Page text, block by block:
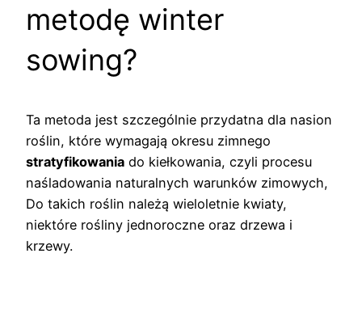
metodę winter
sowing?
Ta metoda jest szczególnie przydatna dla nasion
roślin, które wymagają okresu zimnego
stratyfikowania do kiełkowania, czyli procesu
naśladowania naturalnych warunków zimowych,
Do takich roślin należą wieloletnie kwiaty,
niektóre rośliny jednoroczne oraz drzewa i
krzewy.